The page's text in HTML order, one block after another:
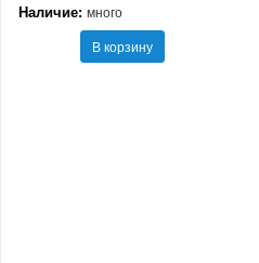
Наличие: много
В корзину